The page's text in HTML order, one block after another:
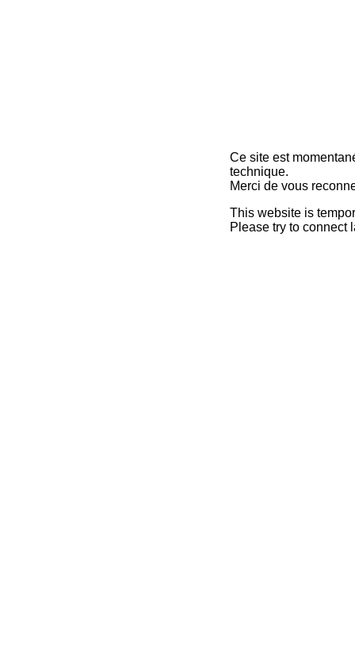
Ce site est
technique.
Merci de vous
This website is
Please try to connect